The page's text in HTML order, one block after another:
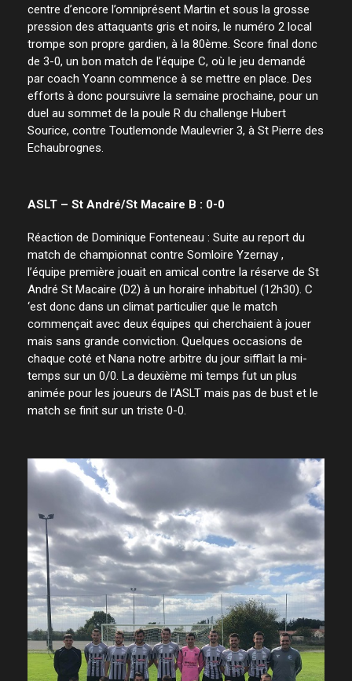
centre d’encore l’omniprésent Martin et sous la grosse
pression des attaquants gris et noirs, le numéro 2 local
trompe son propre gardien, à la 80ème. Score final donc
de 3-0, un bon match de l’équipe C, où le jeu demandé
par coach Yoann commence à se mettre en place. Des
efforts à donc poursuivre la semaine prochaine, pour un
duel au sommet de la poule R du challenge Hubert
Sourice, contre Toutlemonde Maulevrier 3, à St Pierre des
Echaubrognes.
ASLT – St André/St Macaire B : 0-0
Réaction de Dominique Fonteneau : Suite au report du
match de championnat contre Somloire Yzernay ,
l’équipe première jouait en amical contre la réserve de St
André St Macaire (D2) à un horaire inhabituel (12h30). C
‘est donc dans un climat particulier que le match
commençait avec deux équipes qui cherchaient à jouer
mais sans grande conviction. Quelques occasions de
chaque coté et Nana notre arbitre du jour sifflait la mi-
temps sur un 0/0. La deuxième mi temps fut un plus
animée pour les joueurs de l’ASLT mais pas de bust et le
match se finit sur un triste 0-0.